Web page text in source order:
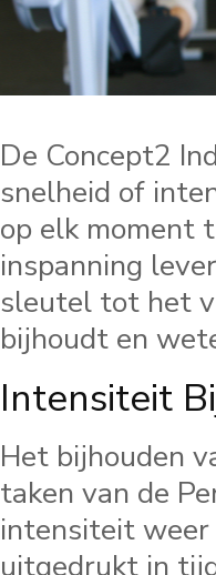
De Concept2
snelheid of
op elk moment
inspanning
sleutel tot het
bijhoudt en
Intensiteit
Het bijhouden
taken van de
intensiteit weer
uitgedrukt in